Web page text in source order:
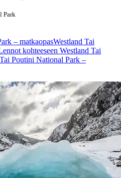
Park
– matkaopasWestland Tai
kohteeseen Westland Tai
Poutini National Park –